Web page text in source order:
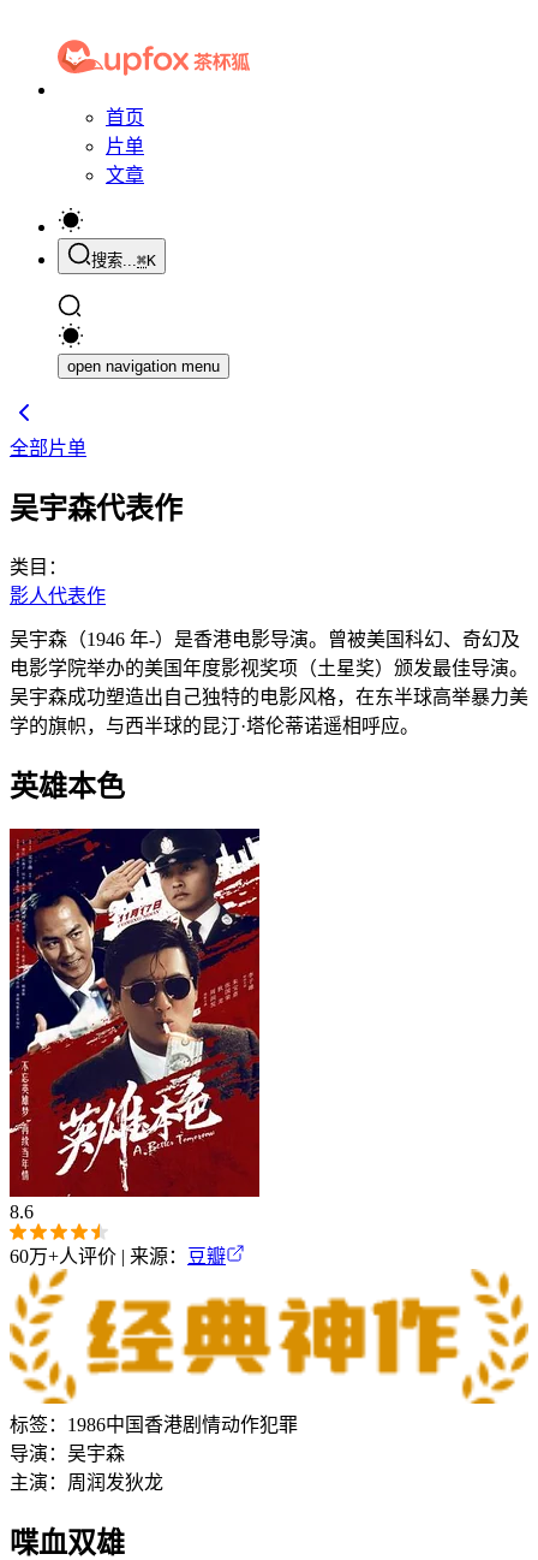
首页
片单
文章
搜索...⌘K
open navigation menu
全部片单
吴宇森代表作
类目：
影人代表作
吴宇森（1946 年-）是香港电影导演。曾被美国科幻、奇幻及
电影学院举办的美国年度影视奖项（土星奖）颁发最佳导演。
吴宇森成功塑造出自己独特的电影风格，在东半球高举暴力美
学的旗帜，与西半球的昆汀·塔伦蒂诺遥相呼应。
英雄本色
8.6
60万+人评价 | 来源： 豆瓣
标签： 1986中国香港剧情动作犯罪
导演： 吴宇森
主演： 周润发狄龙
喋血双雄